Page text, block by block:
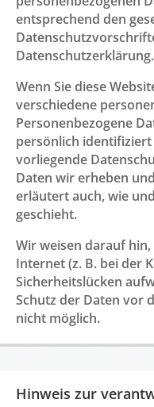
entsprechend den
Datenschutzerklärung.
Wenn Sie diese
verschiedene
Personenbezogene
persönlich
vorliegende
Daten wir erheben
erläutert auch, wie
geschieht.
Wir weisen darauf
Internet (z. B. bei der
Sicherheitslücken
Schutz der Daten vor
nicht möglich.
Hinweis zur